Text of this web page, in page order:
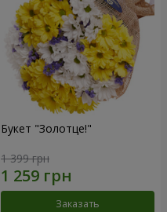
Букет "Золотце!"
1 399 грн
Заказать